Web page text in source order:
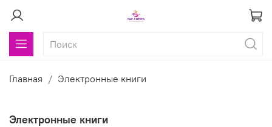
Главная Электронные книги
Электронные книги